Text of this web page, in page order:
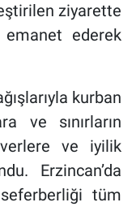
ziyarette
emanet ederek
kurban
ve sınırların
ve iyilik
Erzincan’da
tüm